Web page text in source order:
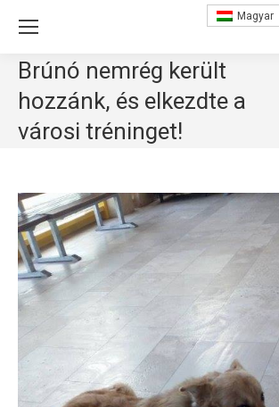
Magyar
Brúnó nemrég került
hozzánk, és elkezdte a
városi tréninget!